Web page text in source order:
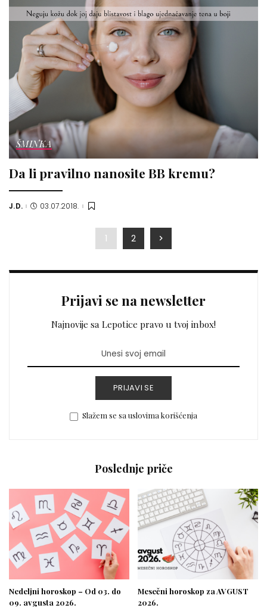
ŠMINKA
Da li pravilno nanosite BB kremu?
Posted
J.D. 03.07.2018.
1 2
Prijavi se na newsletter
Najnovije sa Lepotice pravo u tvoj inbox!
PRIJAVI SE
Slažem se sa uslovima korišćenja
Poslednje priče
Nedeljni horoskop – Od 03. do
09. avgusta 2026.
Mesečni horoskop za AVGUST
2026.